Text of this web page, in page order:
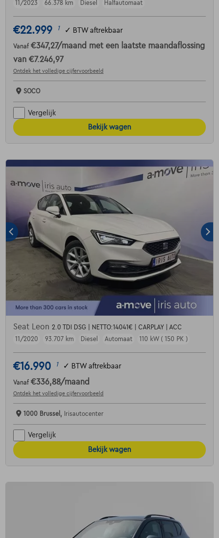
11/2023
66.378 km Diesel Halfautomaat
€22.999 1 ✓ BTW aftrekbaar
Vanaf €347,27/maand met een laatste maandaflossing
van €7.246,97
Ontdek het volledige cijfervoorbeeld
SOCO
Vergelijk
Bekijk wagen
Seat Leon 2.0 TDI DSG | NETTO:14041€ | CARPLAY | ACC
11/2020
93.707 km Diesel Automaat 110 kW ( 150 PK )
€16.990 1 ✓ BTW aftrekbaar
Vanaf €336,88/maand
Ontdek het volledige cijfervoorbeeld
1000 Brussel, Irisautocenter
Vergelijk
Bekijk wagen